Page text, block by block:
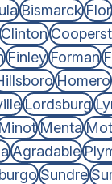
BismarckFlor
Clinton
FinleyForman
Homero
Lordsburg
Menta
Agradable
Sundre